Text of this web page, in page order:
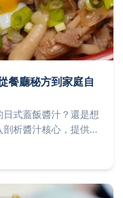
餐廳秘方到家庭自
式蓋飯醬汁？還是想
析醬汁核心，提供餐
的所有疑問。